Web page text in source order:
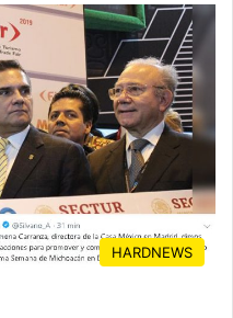
HARDNEWS